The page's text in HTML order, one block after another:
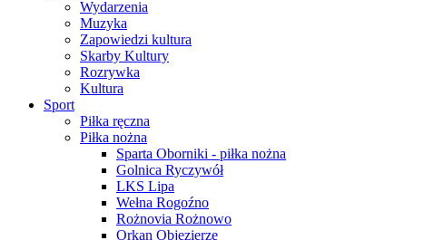
Wydarzenia
Muzyka
Zapowiedzi kultura
Skarby Kultury
Rozrywka
Kultura
Sport
Piłka ręczna
Piłka nożna
Sparta Oborniki - piłka nożna
Golnica Ryczywół
LKS Lipa
Wełna Rogoźno
Rożnovia Rożnowo
Orkan Objezierze